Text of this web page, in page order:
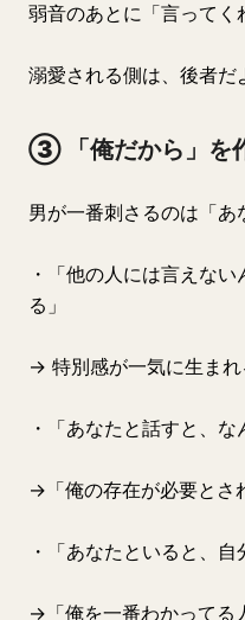
弱音のあとに「言ってく
溺愛される側は、後者だ
③ 「俺だから」を
男が一番刺さるのは「あ
・「他の人には言えな
る」
→ 特別感が一気に生まれ
・「あなたと話すと、な
→「俺の存在が必要とさ
・「あなたといると、
→「俺を一番わかってる